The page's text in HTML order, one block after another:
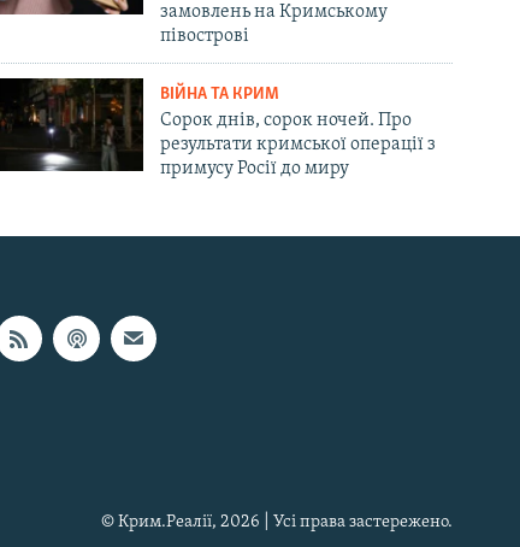
замовлень на Кримському
півострові
ВІЙНА ТА КРИМ
Сорок днів, сорок ночей. Про
результати кримської операції з
примусу Росії до миру
© Крим.Реалії, 2026 | Усі права застережено.